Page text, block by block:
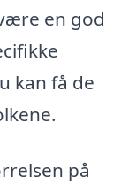
en god
kan få de
på